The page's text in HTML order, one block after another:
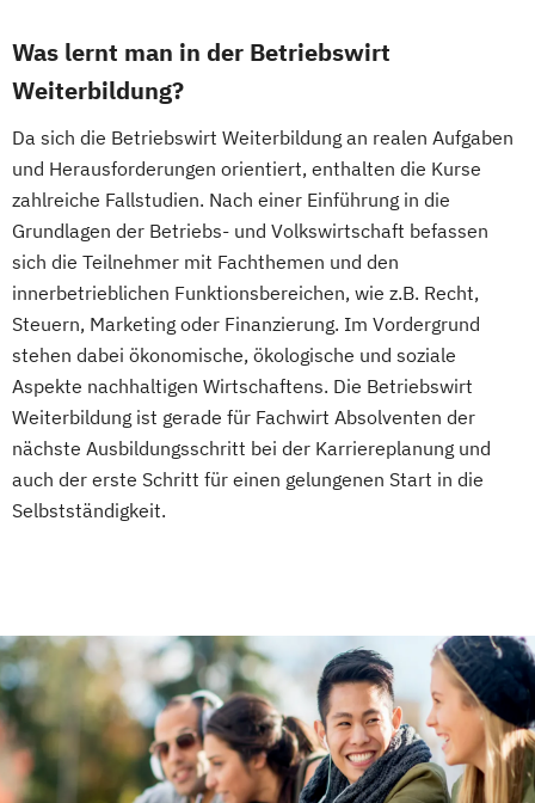
Was lernt man in der Betriebswirt
Weiterbildung?
Da sich die Betriebswirt Weiterbildung an realen Aufgaben
und Herausforderungen orientiert, enthalten die Kurse
zahlreiche Fallstudien. Nach einer Einführung in die
Grundlagen der Betriebs- und Volkswirtschaft befassen
sich die Teilnehmer mit Fachthemen und den
innerbetrieblichen Funktionsbereichen, wie z.B. Recht,
Steuern, Marketing oder Finanzierung. Im Vordergrund
stehen dabei ökonomische, ökologische und soziale
Aspekte nachhaltigen Wirtschaftens. Die Betriebswirt
Weiterbildung ist gerade für Fachwirt Absolventen der
nächste Ausbildungsschritt bei der Karriereplanung und
auch der erste Schritt für einen gelungenen Start in die
Selbstständigkeit.